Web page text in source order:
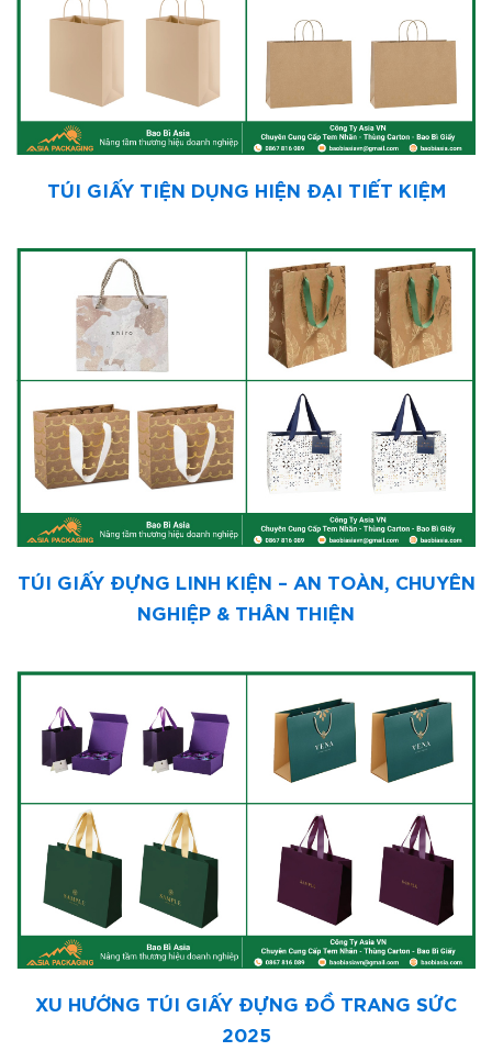
TÚI GIẤY TIỆN DỤNG HIỆN ĐẠI TIẾT KIỆM
TÚI GIẤY ĐỰNG LINH KIỆN – AN TOÀN, CHUYÊN
NGHIỆP & THÂN THIỆN
XU HƯỚNG TÚI GIẤY ĐỰNG ĐỒ TRANG SỨC
2025